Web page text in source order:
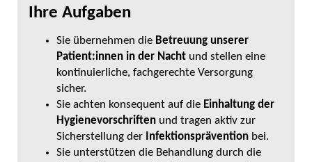
Ihre Aufgaben
Sie übernehmen die Betreuung unserer
Patient:innen in der Nacht und stellen eine
kontinuierliche, fachgerechte Versorgung
sicher.
Sie achten konsequent auf die Einhaltung der
Hygienevorschriften und tragen aktiv zur
Sicherstellung der Infektionsprävention bei.
Sie unterstützen die Behandlung durch die